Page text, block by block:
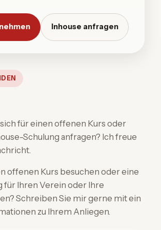
Inhouse anfragen
für einen offenen Kurs oder
Schulung anfragen? Ich freue
offenen Kurs besuchen oder eine
für Ihren Verein oder Ihre
Schreiben Sie mir gerne mit ein
zu Ihrem Anliegen.